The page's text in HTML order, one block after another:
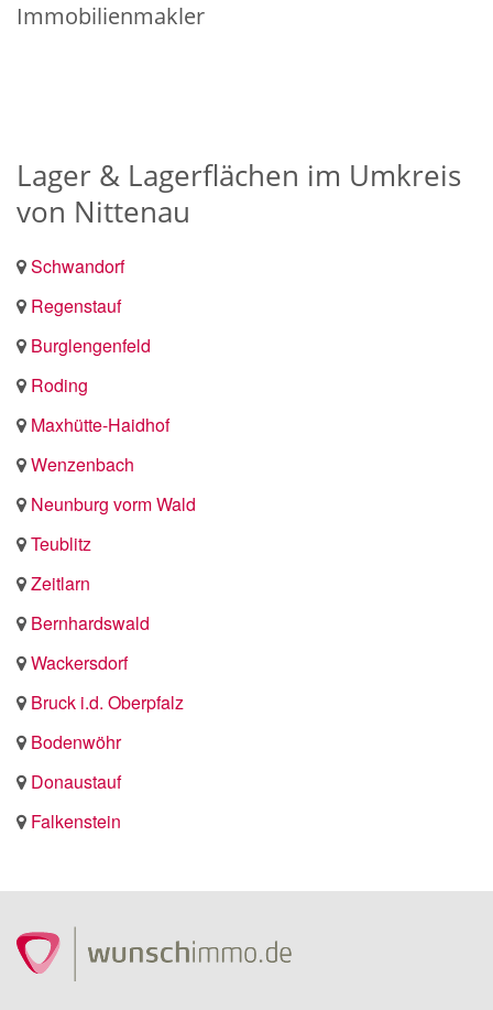
Immobilienmakler
Lager & Lagerflächen im Umkreis
von Nittenau
Schwandorf
Regenstauf
Burglengenfeld
Roding
Maxhütte-Haidhof
Wenzenbach
Neunburg vorm Wald
Teublitz
Zeitlarn
Bernhardswald
Wackersdorf
Bruck i.d. Oberpfalz
Bodenwöhr
Donaustauf
Falkenstein